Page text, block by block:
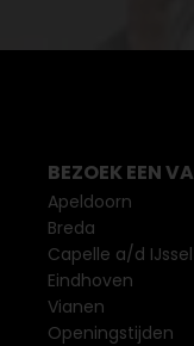
BEZOEK EEN
Apeldoorn
Breda
Capelle a/d IJssel
Eindhoven
Vianen
Openingstijden